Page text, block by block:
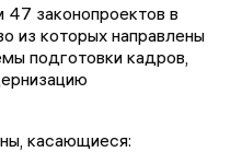
47 законопроектов в
из которых направлены
подготовки кадров,
касающиеся: